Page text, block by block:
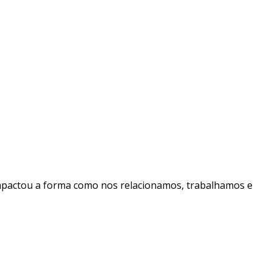
a forma como nos relacionamos, trabalhamos e